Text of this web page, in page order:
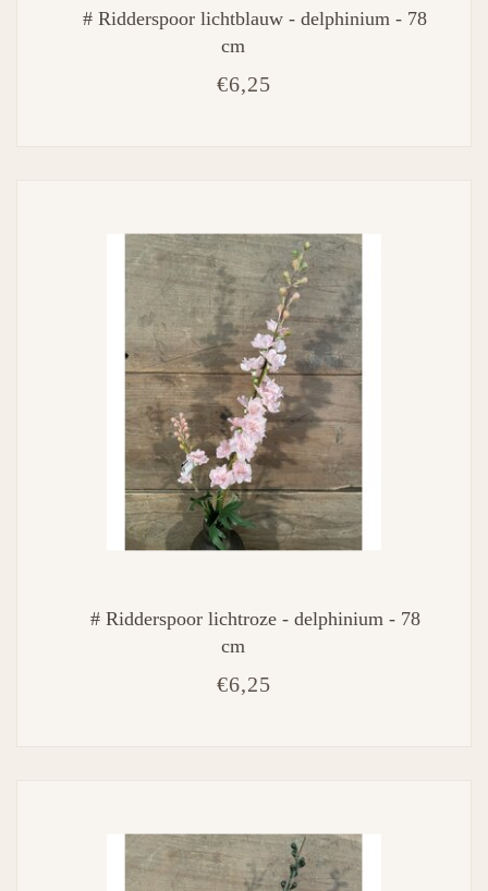
# Ridderspoor lichtblauw - delphinium - 78
cm
€6,25
# Ridderspoor lichtroze - delphinium - 78
cm
€6,25